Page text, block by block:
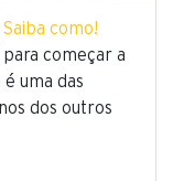
como!
começar a
uma das
dos outros